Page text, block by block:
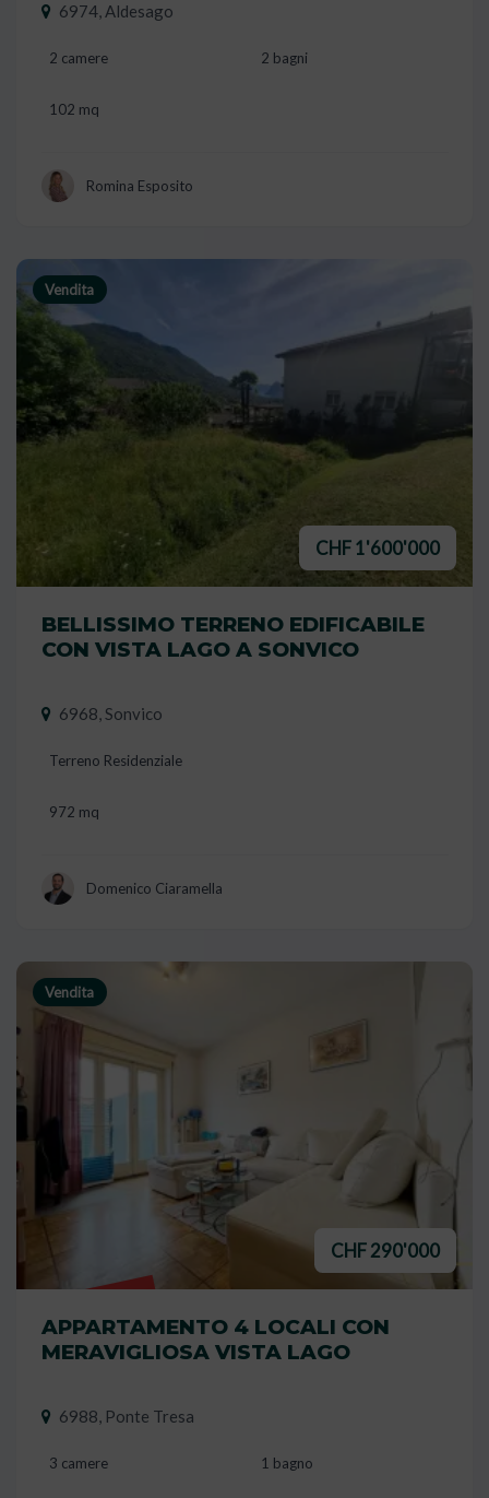
6974, Aldesago
2 camere 2 bagni
102 mq
Romina Esposito
Vendita
CHF 1'600'000
BELLISSIMO TERRENO EDIFICABILE
CON VISTA LAGO A SONVICO
6968, Sonvico
Terreno Residenziale
972 mq
Domenico Ciaramella
Vendita
CHF 290'000
APPARTAMENTO 4 LOCALI CON
MERAVIGLIOSA VISTA LAGO
6988, Ponte Tresa
3 camere 1 bagno